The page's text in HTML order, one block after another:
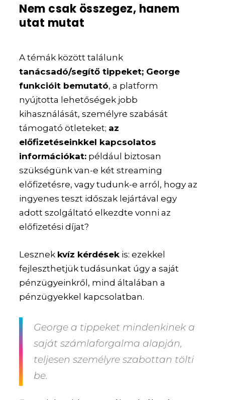
Nem csak összegez, hanem
utat mutat
A témák között találunk
tanácsadó/segítő tippeket; George
funkcióit bemutató, a platform
nyújtotta lehetőségek jobb
kihasználását, személyre szabását
támogató ötleteket; az
előfizetéseinkkel kapcsolatos
információkat: például biztosan
szükségünk van-e két streaming
előfizetésre, vagy tudunk-e arról, hogy az
ingyenes teszt időszak lejártával egy
adott szolgáltató elkezdte vonni az
előfizetési díjat?
Lesznek kvíz kérdések is: ezekkel
fejleszthetjük tudásunkat úgy a saját
pénzügyeinkről, mind általában a
pénzügyekkel kapcsolatban.
George a tippeket mindenkinek a
saját számlaforgalma alapján,
teljesen személyre szabottan tölti
be.